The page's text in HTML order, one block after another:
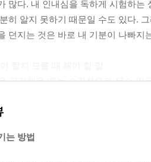
많다. 내 인내심을 독하게 시험하
히 알지 못하기 때문일 수도 있다.
던지는 것은 바로 내 기분이 나빠
공격해올 때는 순간적으로 무슨
못한 언어적 공격에 발끈하여 되
하는 것도 마찬가지로 상대의 지적
는 방법